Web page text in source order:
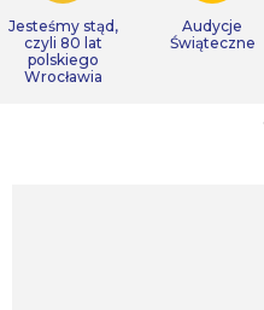
Jesteśmy stąd,
czyli 80 lat
polskiego
Wrocławia
Audycje
Świąteczne